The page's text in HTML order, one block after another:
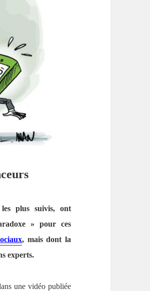
plus suivis, ont
» pour ces
, mais dont la
experts.
une vidéo publiée